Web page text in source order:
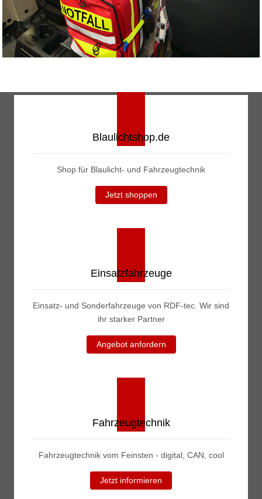
Blaulichtshop.de
Shop für Blaulicht- und Fahrzeugtechnik
Jetzt shoppen
Einsatzfahrzeuge
Einsatz- und Sonderfahrzeuge von RDF-tec. Wir sind
ihr starker Partner
Angebot anfordern
Fahrzeugtechnik
Fahrzeugtechnik vom Feinsten - digital, CAN, cool
Jetzt informieren